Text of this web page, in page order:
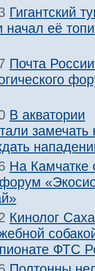
Гигантский
начал её
Почта
В акватории
замечать
На Камчатке
Кинолог
ФТС